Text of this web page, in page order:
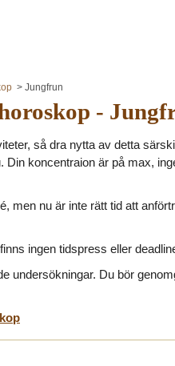
Jungfrun
-
så dra nytta av detta
Din koncentraion är på max,
men nu är inte rätt tid att
ingen tidspress eller
undersökningar. Du bör